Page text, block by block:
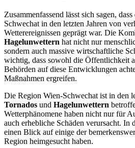
Zusammenfassend lässt sich sagen,
Schwechat in den letzten Jahren von
Wetterereignissen geprägt war. Die
Hagelunwettern hat nicht nur
sondern auch massive wirtschaftliche
wichtig, dass sowohl die Öffentlichkeit
Behörden auf diese Entwicklungen
Maßnahmen ergreifen.
Die Region Wien-Schwechat ist in den
Tornados und Hagelunwettern
Wetterphänomene haben nicht nur für
auch erhebliche Schäden verursacht.
einen Blick auf einige der
Region heimgesucht haben.